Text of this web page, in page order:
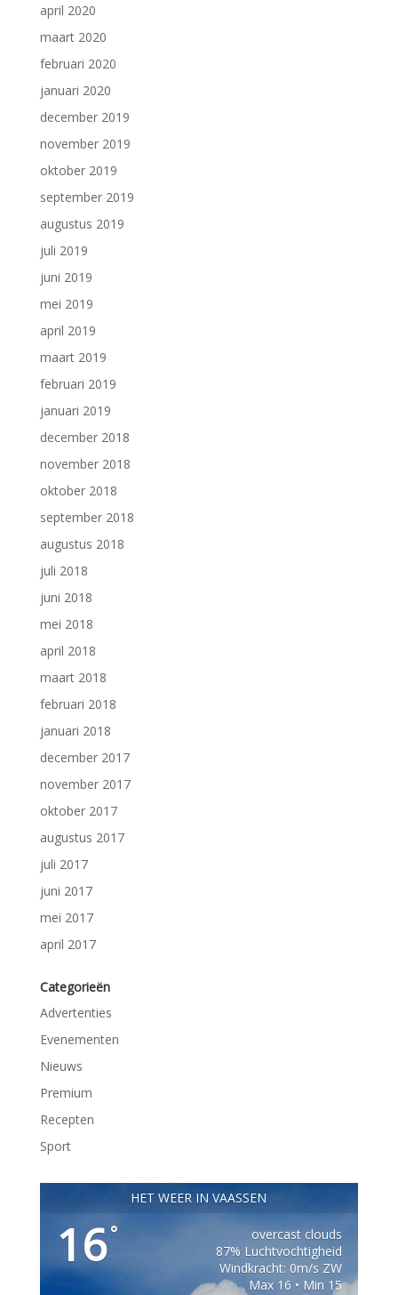
april 2020
maart 2020
februari 2020
januari 2020
december 2019
november 2019
oktober 2019
september 2019
augustus 2019
juli 2019
juni 2019
mei 2019
april 2019
maart 2019
februari 2019
januari 2019
december 2018
november 2018
oktober 2018
september 2018
augustus 2018
juli 2018
juni 2018
mei 2018
april 2018
maart 2018
februari 2018
januari 2018
december 2017
november 2017
oktober 2017
augustus 2017
juli 2017
juni 2017
mei 2017
april 2017
Categorieën
Advertenties
Evenementen
Nieuws
Premium
Recepten
Sport
HET WEER IN VAASSEN
16°
overcast clouds
87% Luchtvochtigheid
Windkracht: 0m/s ZW
Max 16 • Min 15